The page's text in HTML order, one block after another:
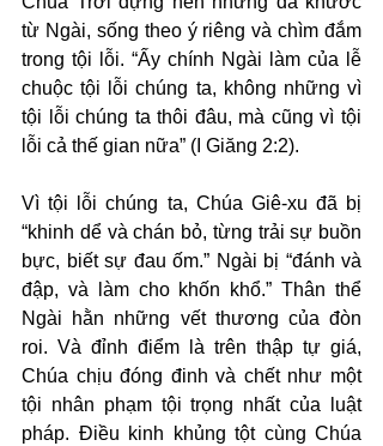
từ Ngài, sống theo ý riêng và chìm đắm
trong tội lỗi. “Ấy chính Ngài làm của lễ
chuộc tội lỗi chúng ta, không những vì
tội lỗi chúng ta thôi đâu, mà cũng vì tội
lỗi cả thế gian nữa” (I Giăng 2:2).
Vì tội lỗi chúng ta, Chúa Giê-xu đã bị
“khinh dể và chán bỏ, từng trải sự buồn
bực, biết sự đau ốm.” Ngài bị “đánh và
đập, và làm cho khốn khổ.” Thân thể
Ngài hằn những vết thương của đòn
roi. Và đỉnh điểm là trên thập tự giá,
Chúa chịu đóng đinh và chết như một
tội nhân phạm tội trọng nhất của luật
pháp. Điều kinh khủng tột cùng Chúa